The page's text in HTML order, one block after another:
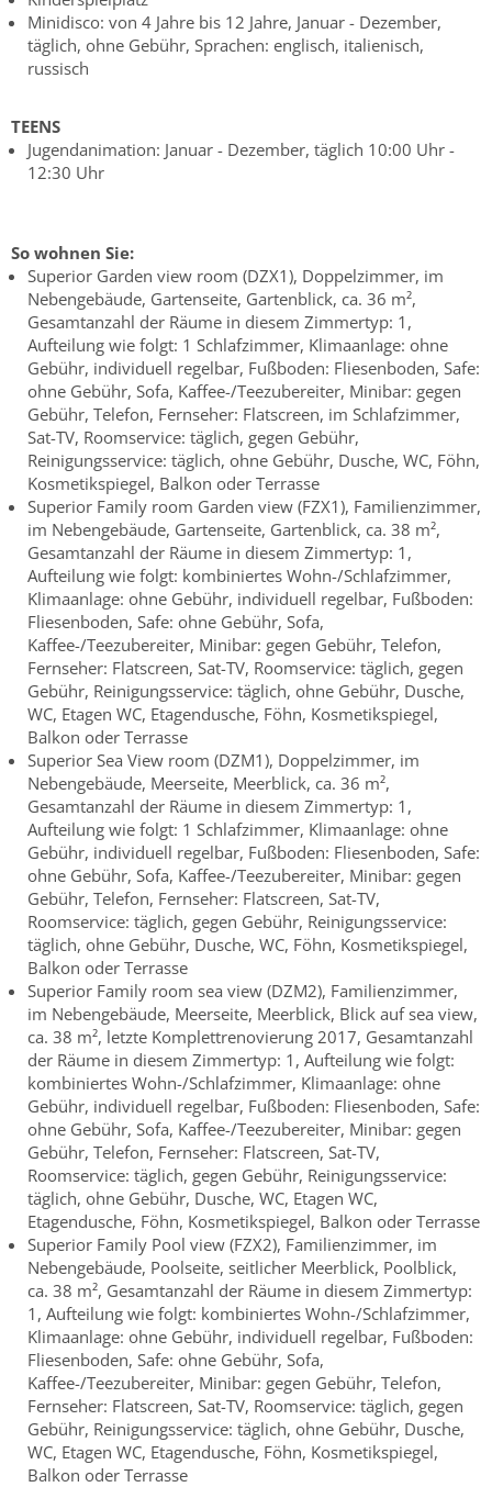
Minidisco: von 4 Jahre bis 12 Jahre, Januar - Dezember,
täglich, ohne Gebühr, Sprachen: englisch, italienisch,
russisch
TEENS
Jugendanimation: Januar - Dezember, täglich 10:00 Uhr -
12:30 Uhr
So wohnen Sie:
Superior Garden view room (DZX1), Doppelzimmer, im
Nebengebäude, Gartenseite, Gartenblick, ca. 36 m²,
Gesamtanzahl der Räume in diesem Zimmertyp: 1,
Aufteilung wie folgt: 1 Schlafzimmer, Klimaanlage: ohne
Gebühr, individuell regelbar, Fußboden: Fliesenboden, Safe:
ohne Gebühr, Sofa, Kaffee-/Teezubereiter, Minibar: gegen
Gebühr, Telefon, Fernseher: Flatscreen, im Schlafzimmer,
Sat-TV, Roomservice: täglich, gegen Gebühr,
Reinigungsservice: täglich, ohne Gebühr, Dusche, WC, Föhn,
Kosmetikspiegel, Balkon oder Terrasse
Superior Family room Garden view (FZX1), Familienzimmer,
im Nebengebäude, Gartenseite, Gartenblick, ca. 38 m²,
Gesamtanzahl der Räume in diesem Zimmertyp: 1,
Aufteilung wie folgt: kombiniertes Wohn-/Schlafzimmer,
Klimaanlage: ohne Gebühr, individuell regelbar, Fußboden:
Fliesenboden, Safe: ohne Gebühr, Sofa,
Kaffee-/Teezubereiter, Minibar: gegen Gebühr, Telefon,
Fernseher: Flatscreen, Sat-TV, Roomservice: täglich, gegen
Gebühr, Reinigungsservice: täglich, ohne Gebühr, Dusche,
WC, Etagen WC, Etagendusche, Föhn, Kosmetikspiegel,
Balkon oder Terrasse
Superior Sea View room (DZM1), Doppelzimmer, im
Nebengebäude, Meerseite, Meerblick, ca. 36 m²,
Gesamtanzahl der Räume in diesem Zimmertyp: 1,
Aufteilung wie folgt: 1 Schlafzimmer, Klimaanlage: ohne
Gebühr, individuell regelbar, Fußboden: Fliesenboden, Safe:
ohne Gebühr, Sofa, Kaffee-/Teezubereiter, Minibar: gegen
Gebühr, Telefon, Fernseher: Flatscreen, Sat-TV,
Roomservice: täglich, gegen Gebühr, Reinigungsservice:
täglich, ohne Gebühr, Dusche, WC, Föhn, Kosmetikspiegel,
Balkon oder Terrasse
Superior Family room sea view (DZM2), Familienzimmer,
im Nebengebäude, Meerseite, Meerblick, Blick auf sea view,
ca. 38 m², letzte Komplettrenovierung 2017, Gesamtanzahl
der Räume in diesem Zimmertyp: 1, Aufteilung wie folgt:
kombiniertes Wohn-/Schlafzimmer, Klimaanlage: ohne
Gebühr, individuell regelbar, Fußboden: Fliesenboden, Safe:
ohne Gebühr, Sofa, Kaffee-/Teezubereiter, Minibar: gegen
Gebühr, Telefon, Fernseher: Flatscreen, Sat-TV,
Roomservice: täglich, gegen Gebühr, Reinigungsservice:
täglich, ohne Gebühr, Dusche, WC, Etagen WC,
Etagendusche, Föhn, Kosmetikspiegel, Balkon oder Terrasse
Superior Family Pool view (FZX2), Familienzimmer, im
Nebengebäude, Poolseite, seitlicher Meerblick, Poolblick,
ca. 38 m², Gesamtanzahl der Räume in diesem Zimmertyp:
1, Aufteilung wie folgt: kombiniertes Wohn-/Schlafzimmer,
Klimaanlage: ohne Gebühr, individuell regelbar, Fußboden:
Fliesenboden, Safe: ohne Gebühr, Sofa,
Kaffee-/Teezubereiter, Minibar: gegen Gebühr, Telefon,
Fernseher: Flatscreen, Sat-TV, Roomservice: täglich, gegen
Gebühr, Reinigungsservice: täglich, ohne Gebühr, Dusche,
WC, Etagen WC, Etagendusche, Föhn, Kosmetikspiegel,
Balkon oder Terrasse